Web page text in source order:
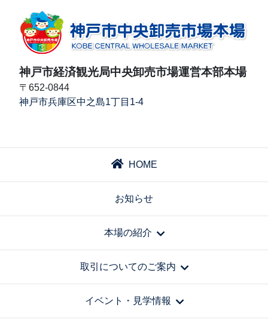
神戸市経済観光局中央卸売市場運営本部本場
〒652-0844
神戸市兵庫区中之島1丁目1-4
HOME
お知らせ
本場の紹介
取引についてのご案内
イベント・見学情報